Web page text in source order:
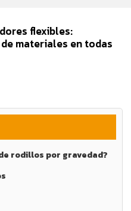
flexibles:
materiales en todas
rodillos por gravedad?